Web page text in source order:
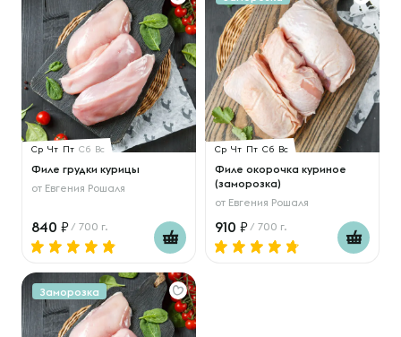
Ср Чт Пт Сб Вс
Филе грудки курицы
от Евгения Рошаля
840 / 700 г.
Ср Чт Пт Сб Вс
Филе окорочка куриное
(заморозка)
от Евгения Рошаля
910 / 700 г.
Заморозка